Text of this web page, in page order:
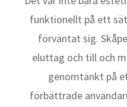
funktionellt på ett
förväntat sig.
eluttag och till och
genomtänkt på
förbättrade